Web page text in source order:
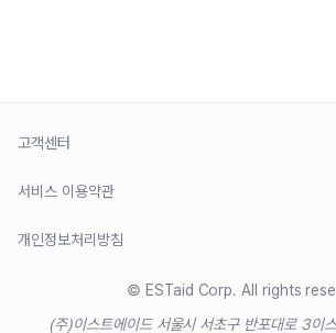
고객센터
서비스 이용약관
개인정보처리방침
© ESTaid Corp. All rights
(주)이스트에이드 서울시 서초구 반포대로 3이